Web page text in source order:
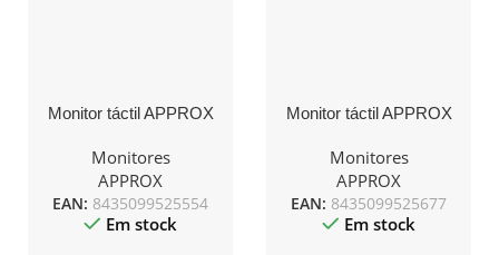
Monitor táctil APPROX
Monitores
APPROX
EAN: 8435099525554
Em stock
Monitor táctil APPROX
Monitores
APPROX
EAN: 8435099525677
Em stock